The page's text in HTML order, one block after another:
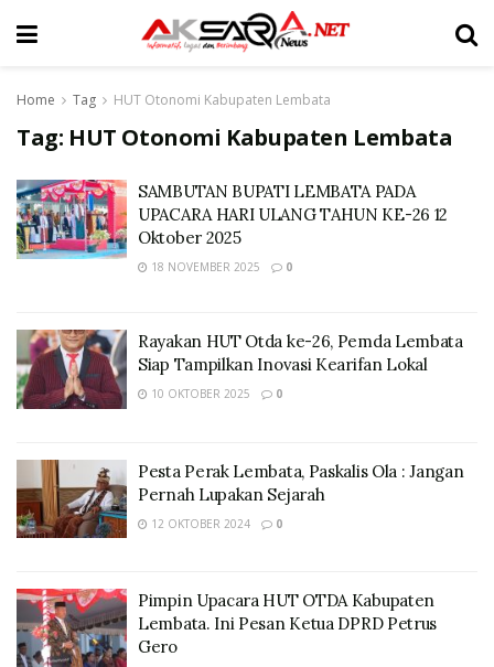
Home Tag HUT Otonomi Kabupaten Lembata
Tag: HUT Otonomi Kabupaten Lembata
SAMBUTAN BUPATI LEMBATA PADA
UPACARA HARI ULANG TAHUN KE-26 12
Oktober 2025
18 NOVEMBER 2025 0
Rayakan HUT Otda ke-26, Pemda Lembata
Siap Tampilkan Inovasi Kearifan Lokal
10 OKTOBER 2025 0
Pesta Perak Lembata, Paskalis Ola : Jangan
Pernah Lupakan Sejarah
12 OKTOBER 2024 0
Pimpin Upacara HUT OTDA Kabupaten
Lembata. Ini Pesan Ketua DPRD Petrus
Gero